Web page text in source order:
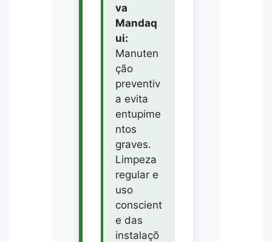
va
Mandaq
ui:
Manuten
ção
preventiv
a evita
entupime
ntos
graves.
Limpeza
regular e
uso
conscient
e das
instalaçõ